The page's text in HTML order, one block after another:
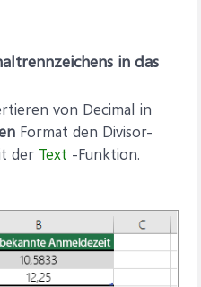
in das
von Decimal in
Format den Divisor-
der Text -Funktion.